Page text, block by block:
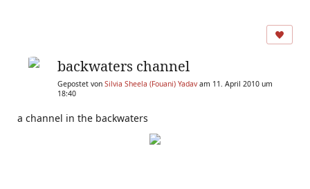
backwaters channel
Gepostet von Silvia Sheela (Fouani) Yadavam 11. April 2010 um
18:40
a channel in the backwaters